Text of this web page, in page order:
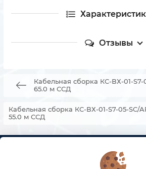
Отзывы
Кабельная сборка КС-ВХ-01-S7-
65.0 м ССД
Кабельная сборка КС-ВХ-01-S7-05-SC/
55.0 м ССД